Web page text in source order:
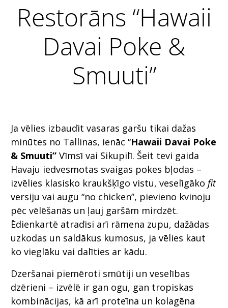
Restorāns “Hawaii
Davai Poke &
Smuuti”
Ja vēlies izbaudīt vasaras garšu tikai dažas
minūtes no Tallinas, ienāc “Hawaii Davai Poke
& Smuuti” Vīmsī vai Sikupilī. Šeit tevi gaida
Havaju iedvesmotas svaigas pokes bļodas –
izvēlies klasisko kraukšķīgo vistu, veselīgāko fit
versiju vai augu “no chicken”, pievieno kvinoju
pēc vēlēšanās un ļauj garšām mirdzēt.
Ēdienkartē atradīsi arī rāmena zupu, dažādas
uzkodas un saldākus kumosus, ja vēlies kaut
ko vieglāku vai dalīties ar kādu.
Dzeršanai piemēroti smūtiji un veselības
dzērieni – izvēlē ir gan ogu, gan tropiskas
kombinācijas, kā arī proteīna un kolagēna